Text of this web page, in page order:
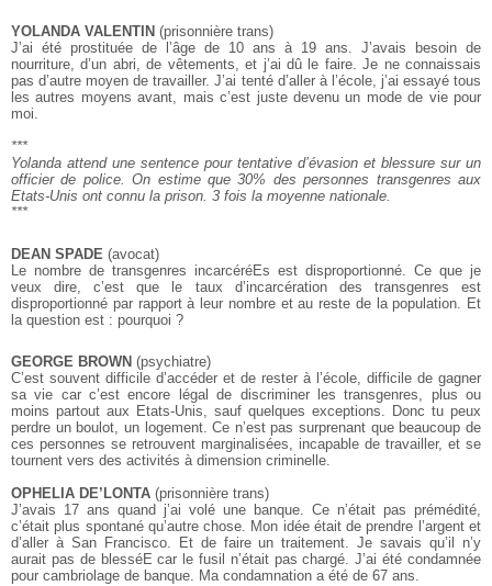
YOLANDA VALENTIN (prisonnière trans)
J’ai été prostituée de l’âge de 10 ans à 19 ans. J’avais besoin de
nourriture, d’un abri, de vêtements, et j’ai dû le faire. Je ne connaissais
pas d’autre moyen de travailler. J’ai tenté d’aller à l’école, j’ai essayé tous
les autres moyens avant, mais c’est juste devenu un mode de vie pour
moi.
***
Yolanda attend une sentence pour tentative d’évasion et blessure sur un
officier de police.On estime que 30% des personnes transgenres aux
Etats-Unis ont connu la prison. 3 fois la moyenne nationale.
***
DEAN SPADE (avocat)
Le nombre de transgenres incarcéréEs est disproportionné. Ce que je
veux dire, c’est que le taux d’incarcération des transgenres est
disproportionné par rapport à leur nombre et au reste de la population. Et
la question est : pourquoi ?
GEORGE BROWN (psychiatre)
C’est souvent difficile d’accéder et de rester à l’école, difficile de gagner
sa vie car c’est encore légal de discriminer les transgenres, plus ou
moins partout aux Etats-Unis, sauf quelques exceptions. Donc tu peux
perdre un boulot, un logement. Ce n’est pas surprenant que beaucoup de
ces personnes se retrouvent marginalisées, incapable de travailler, et se
tournent vers des activités à dimension criminelle.
OPHELIA DE’LONTA (prisonnière trans)
J’avais 17 ans quand j’ai volé une banque. Ce n’était pas prémédité,
c’était plus spontané qu’autre chose. Mon idée était de prendre l’argent et
d’aller à San Francisco. Et de faire un traitement. Je savais qu’il n’y
aurait pas de blesséE car le fusil n’était pas chargé. J’ai été condamnée
pour cambriolage de banque. Ma condamnation a été de 67 ans.